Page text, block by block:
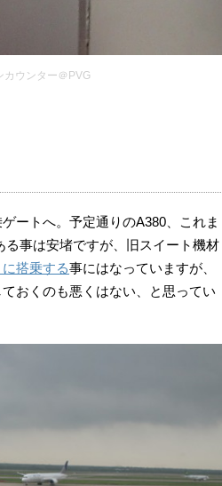
ウンター＠PVG
ートへ。予定通りのA380、これま
る事は安堵ですが、旧スイート機材
搭乗する事にはなっていますが、
おくのも悪くはない、と思ってい